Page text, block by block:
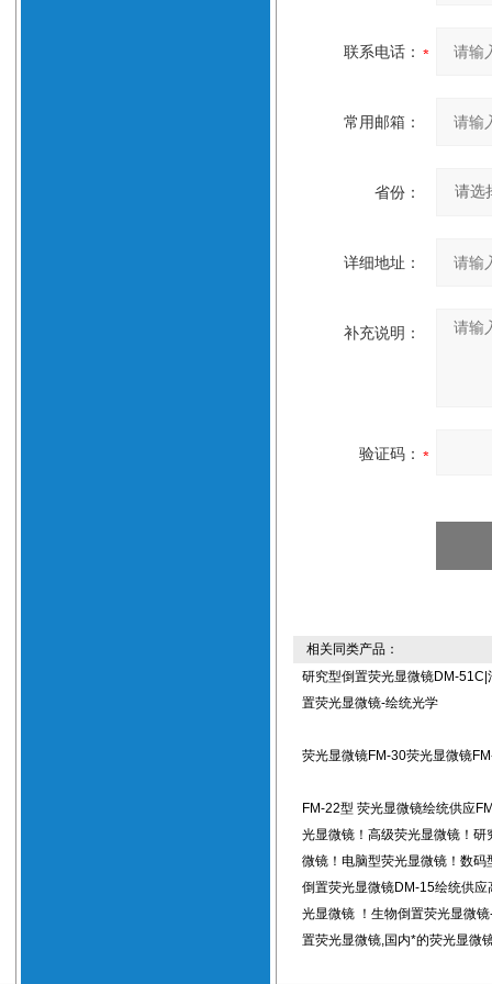
联系电话：
常用邮箱：
省份：
详细地址：
补充说明：
验证码：
相关同类产品：
研究型倒置荧光显微镜DM-51C|
置荧光显微镜-绘统光学
荧光显微镜FM-30荧光显微镜
FM-22型 荧光显微镜绘统供应
光显微镜！高级荧光显微镜！研
微镜！电脑型荧光显微镜！数码
倒置荧光显微镜DM-15绘统供应
光显微镜 ！生物倒置荧光显微
置荧光显微镜,国内*的荧光显微